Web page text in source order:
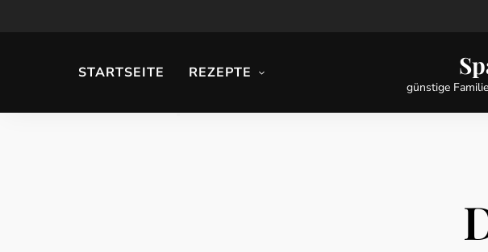
günstige
STARTSEITE REZEPTE